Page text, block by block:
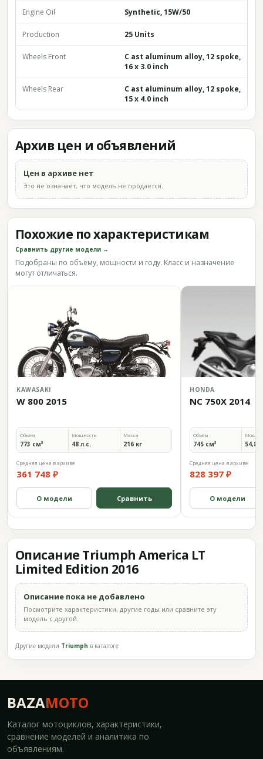
Engine Oil Synthetic, 15W/50
Production 25 Units
Wheels Front
C ast aluminum alloy, 12 spoke,
16 x 3.0 inch
Wheels Rear
C ast aluminum alloy, 12 spoke,
15 x 4.0 inch
Архив цен и объявлений
Цен в архиве нет
Это не означает, что модель не продаётся.
Похожие по характеристикам
Сравнить другие модели →
Подобраны по объёму, мощности и году. Класс и назначение
могут отличаться.
KAWASAKI
W 800 2015
Объём
773 см³
Мощность
48 л.с.
Масса
216 кг
Средняя цена в архиве
361 748 ₽
О модели Сравнить
HONDA
NC 750X 2014
Объём
745 см³ 54,8
Средняя цена в архиве
828 397 ₽
О модели
Описание Triumph America LT
Limited Edition 2016
Описание пока не добавлено
Посмотрите характеристики, другие годы или сравните эту
модель с другой.
Другие модели Triumph в каталоге
BAZAMOTO
Каталог мотоциклов, характеристики,
сравнение моделей и аналитика по
объявлениям.